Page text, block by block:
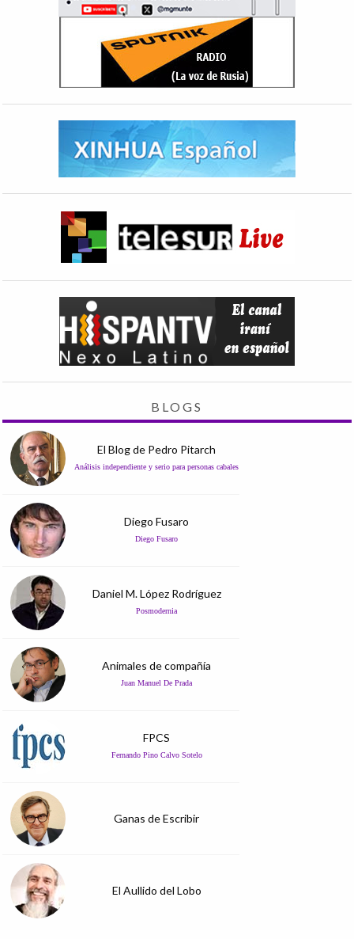
BLOGS
El Blog de Pedro Pitarch
Análisis independiente y serio para personas cabales
Diego Fusaro
Diego Fusaro
Daniel M. López Rodríguez
Posmodernia
Animales de compañía
Juan Manuel De Prada
FPCS
Fernando Pino Calvo Sotelo
Ganas de Escribir
El Aullido del Lobo